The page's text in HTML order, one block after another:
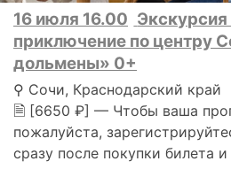
16 июля 16.00
приключение по центру
дольмены» 0+
⚲ Сочи, Краснодарский край
🗎 [6650 ₽] — Чтобы ваша
пожалуйста,
сразу после покупки билета